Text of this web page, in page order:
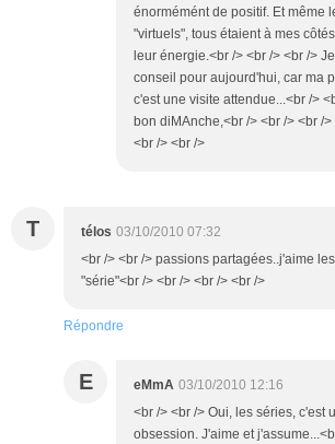
énormémént de positif. Et même
"virtuels", tous étaient à mes
leur énergie.<br /> <br /> <br />
conseil pour aujourd'hui, car ma
c'est une visite attendue...<br />
bon diMAnche,<br /> <br /> <br /
<br /> <br />
T télos 03/10/2010 07:32
<br /> <br /> passions partagées..j'aime
"série"<br /> <br /> <br /> <br />
Répondre
E eMmA 03/10/2010 12:16
<br /> <br /> Oui, les séries, c'est
obsession. J'aime et